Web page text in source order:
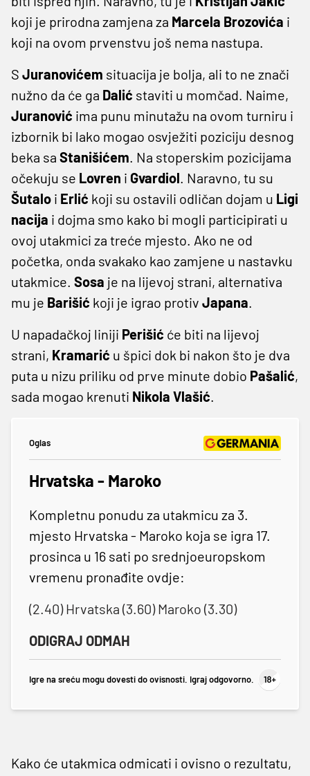
koji je prirodna zamjena za Marcela Brozovića i
koji na ovom prvenstvu još nema nastupa.
S Juranovićem situacija je bolja, ali to ne znači
nužno da će ga Dalić staviti u momčad. Naime,
Juranović ima punu minutažu na ovom turniru i
izbornik bi lako mogao osvježiti poziciju desnog
beka sa Stanišićem. Na stoperskim pozicijama
očekuju se Lovren i Gvardiol. Naravno, tu su
Šutalo i Erlić koji su ostavili odličan dojam u Ligi
nacija i dojma smo kako bi mogli participirati u
ovoj utakmici za treće mjesto. Ako ne od
početka, onda svakako kao zamjene u nastavku
utakmice. Sosa je na lijevoj strani, alternativa
mu je Barišić koji je igrao protiv Japana.
U napadačkoj liniji Perišić će biti na lijevoj
strani, Kramarić u špici dok bi nakon što je dva
puta u nizu priliku od prve minute dobio Pašalić,
sada mogao krenuti Nikola Vlašić.
Oglas
Hrvatska - Maroko
Kompletnu ponudu za utakmicu za 3.
mjesto Hrvatska - Maroko koja se igra 17.
prosinca u 16 sati po srednjoeuropskom
vremenu pronađite ovdje:
(2.40) Hrvatska (3.60) Maroko (3.30)
ODIGRAJ ODMAH
Igre na sreću mogu dovesti do ovisnosti. Igraj odgovorno.
Kako će utakmica odmicati i ovisno o rezultatu,